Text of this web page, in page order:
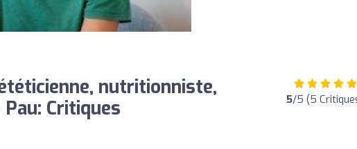
nutritionniste,
Critiques
5/5 (5